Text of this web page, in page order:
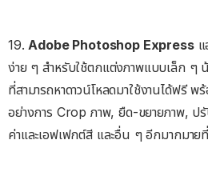
19.Adobe Photoshop Expressแ
ง่าย ๆ สำหรับใช้ตกแต่งภาพแบบเล็ก
ที่สามารถหาดาวน์โหลดมาใช้งานได้ฟรี
อย่างการ Crop ภาพ, ยืด-ขยายภาพ, ป
ค่าและเอฟเฟกต์สี และอื่น ๆ อีกมากมา